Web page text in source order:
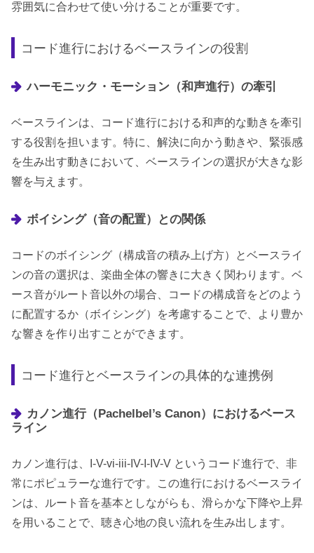
雰囲気に合わせて使い分けることが重要です。
コード進行におけるベースラインの役割
ハーモニック・モーション（和声進行）の牽引
ベースラインは、コード進行における和声的な動きを牽引
する役割を担います。特に、解決に向かう動きや、緊張感
を生み出す動きにおいて、ベースラインの選択が大きな影
響を与えます。
ボイシング（音の配置）との関係
コードのボイシング（構成音の積み上げ方）とベースライ
ンの音の選択は、楽曲全体の響きに大きく関わります。ベ
ース音がルート音以外の場合、コードの構成音をどのよう
に配置するか（ボイシング）を考慮することで、より豊か
な響きを作り出すことができます。
コード進行とベースラインの具体的な連携例
カノン進行（Pachelbel’s Canon）におけるベース
ライン
カノン進行は、I-V-vi-iii-IV-I-IV-V というコード進行で、非
常にポピュラーな進行です。この進行におけるベースライ
ンは、ルート音を基本としながらも、滑らかな下降や上昇
を用いることで、聴き心地の良い流れを生み出します。